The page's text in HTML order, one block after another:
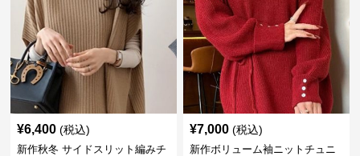
¥6,400 (税込)
新作秋冬 サイドスリット編みチ
¥7,000 (税込)
新作ボリューム袖ニットチュニ